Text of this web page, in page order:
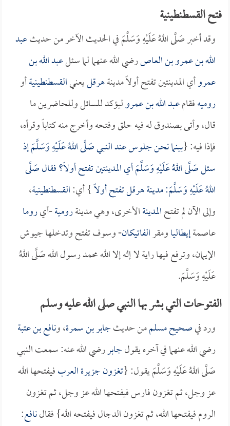
فتح القسطنطينية
وقد أخبر صَلَّى اللهُ عَلَيْهِ وَسَلَّمَ في الحديث الآخر من حديثعبد
الله بن عمرو بن العاصرضي الله عنهما لما سئلعبد الله بن
عمروأي المدينتين تفتح أولاً مدينةهرقليعنيالقسطنطينيةأو
روميهفقامعبد الله بن عمروليؤكد للسائل وللحاضرين ما
قال، وأتى بصندوق له فيه حلق وفتحه وأخرج منه كتاباً وقرأه،
فإذا فيه: {بينما نحن جلوس عند النبي صَلَّى اللهُ عَلَيْهِ وَسَلَّمَ إذ
سئل صَلَّى اللهُ عَلَيْهِ وَسَلَّمَ أي المدينتين تفتح أولاً؟ فقال صَلَّى
اللهُ عَلَيْهِ وَسَلَّمَ: مدينةهرقلتفتح أولاً} أي:القسطنطينية،
وإلى الآن لم تفتحالمدينةالأخرى، وهي مدينةرومية-أيروما
عاصمةإيطالياومقرالفاتيكان- وسوف تفتح وتدخلها جيوش
الإيمان، وترفع فيها راية لا إله إلا الله محمد رسول الله صَلَّى اللهُ
عَلَيْهِ وَسَلَّمَ.
الفتوحات التي بشر بها النبي صلى الله عليه وسلم
ورد فيصحيح مسلممن حديثجابر بن سمرة، ونافع بن عتبة
رضي الله عنهما في آخره يقولجابررضي الله عنه: سمعت النبي
صَلَّى اللهُ عَلَيْهِ وَسَلَّمَ يقول: {تغزونجزيرة العربفيفتحها الله
عز وجل، ثم تغزون فارس فيفتحها الله عز وجل، ثم تغزون
الروم فيفتحها الله، ثم تغزون الدجال فيفتحه الله} فقالنافع: